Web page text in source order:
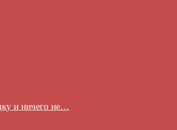
и ничего не…